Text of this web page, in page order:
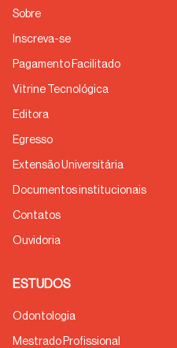
Sobre
Inscreva-se
Pagamento Facilitado
Vitrine Tecnológica
Editora
Egresso
Extensão Universitária
Documentos institucionais
Contatos
Ouvidoria
ESTUDOS
Odontologia
Mestrado Profissional